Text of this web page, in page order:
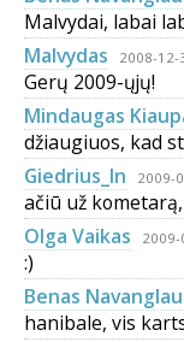
Malvydai, labai
Malvydas
2008-12-
Gerų 2009-ųjų!
Mindaugas
džiaugiuos, kad
Giedrius_In
2009-
ačiū už
Olga Vaikas
2009-
:)
Benas
hanibale, vis